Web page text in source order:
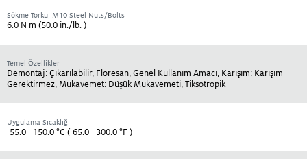
Sökme Torku, M10 Steel Nuts/Bolts
6.0 N·m (50.0 in./lb. )
Temel Özellikler
Demontaj: Çıkarılabilir, Floresan, Genel Kullanım Amacı, Karışım: Karışım
Gerektirmez, Mukavemet: Düşük Mukavemeti, Tiksotropik
Uygulama Sıcaklığı
-55.0 - 150.0 °C (-65.0 - 300.0 °F )